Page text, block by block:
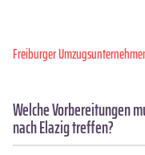
Freiburger
Welche Vorbereitungen
nach Elazig treffen?